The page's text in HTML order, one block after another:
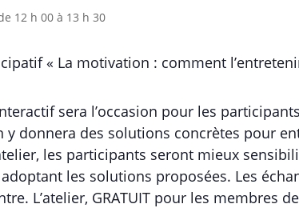
12 h 00 à 13 h 30
« La motivation : comment
sera l’occasion pour les
y donnera des solutions concrètes pour
les participants seront mieux
les solutions proposées. Les
L’atelier, GRATUIT pour les membres